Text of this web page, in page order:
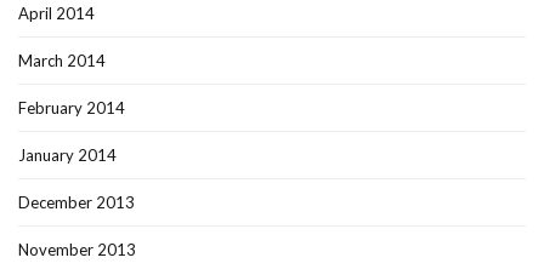
April 2014
March 2014
February 2014
January 2014
December 2013
November 2013